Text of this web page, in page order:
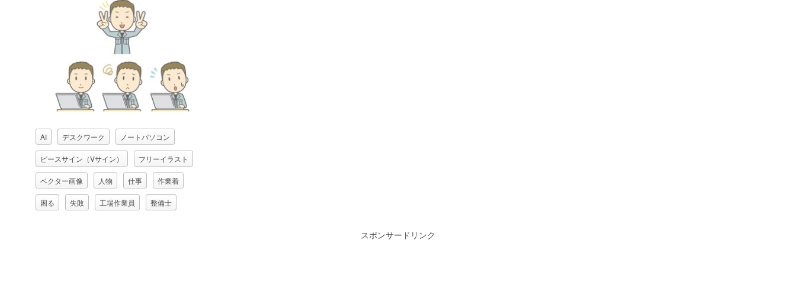
AI デスクワーク ノートパソコン
ピースサイン（Vサイン） フリーイラスト
ベクター画像 人物 仕事 作業着
困る 失敗 工場作業員 整備士
スポンサードリンク